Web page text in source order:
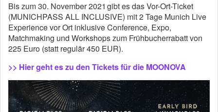
Bis zum 30. November 2021 gibt es das Vor-Ort-Ticket
(MUNICHPASS ALL INCLUSIVE) mit 2 Tage Munich Live
Experience vor Ort inklusive Conference, Expo,
Matchmaking und Workshops zum Frühbucherrabatt von
225 Euro (statt regulär 450 EUR).
>> Hier geht es zu den Tickets für die MOONOVA